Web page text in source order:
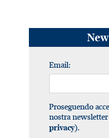
Email:
Proseguendo
nostra
privacy).